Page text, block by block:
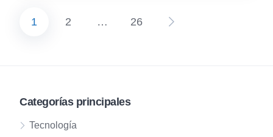
1 2 … 26
Categorías principales
Tecnología